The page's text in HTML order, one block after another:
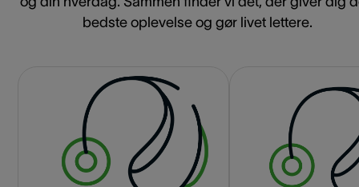
bedste oplevelse og gør livet lettere.